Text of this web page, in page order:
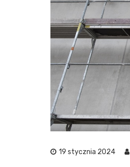
19 stycznia 2024